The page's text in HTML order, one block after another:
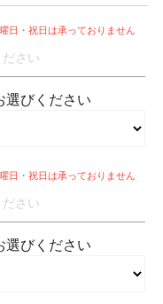
日・祝日は承っておりません
選びください
日・祝日は承っておりません
選びください